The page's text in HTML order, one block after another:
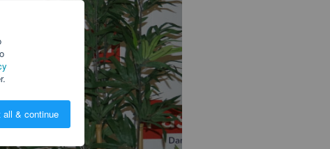
all & continue